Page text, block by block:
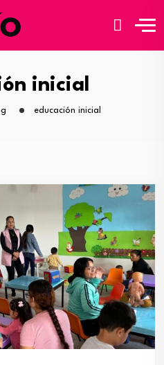
inicial
educación inicial